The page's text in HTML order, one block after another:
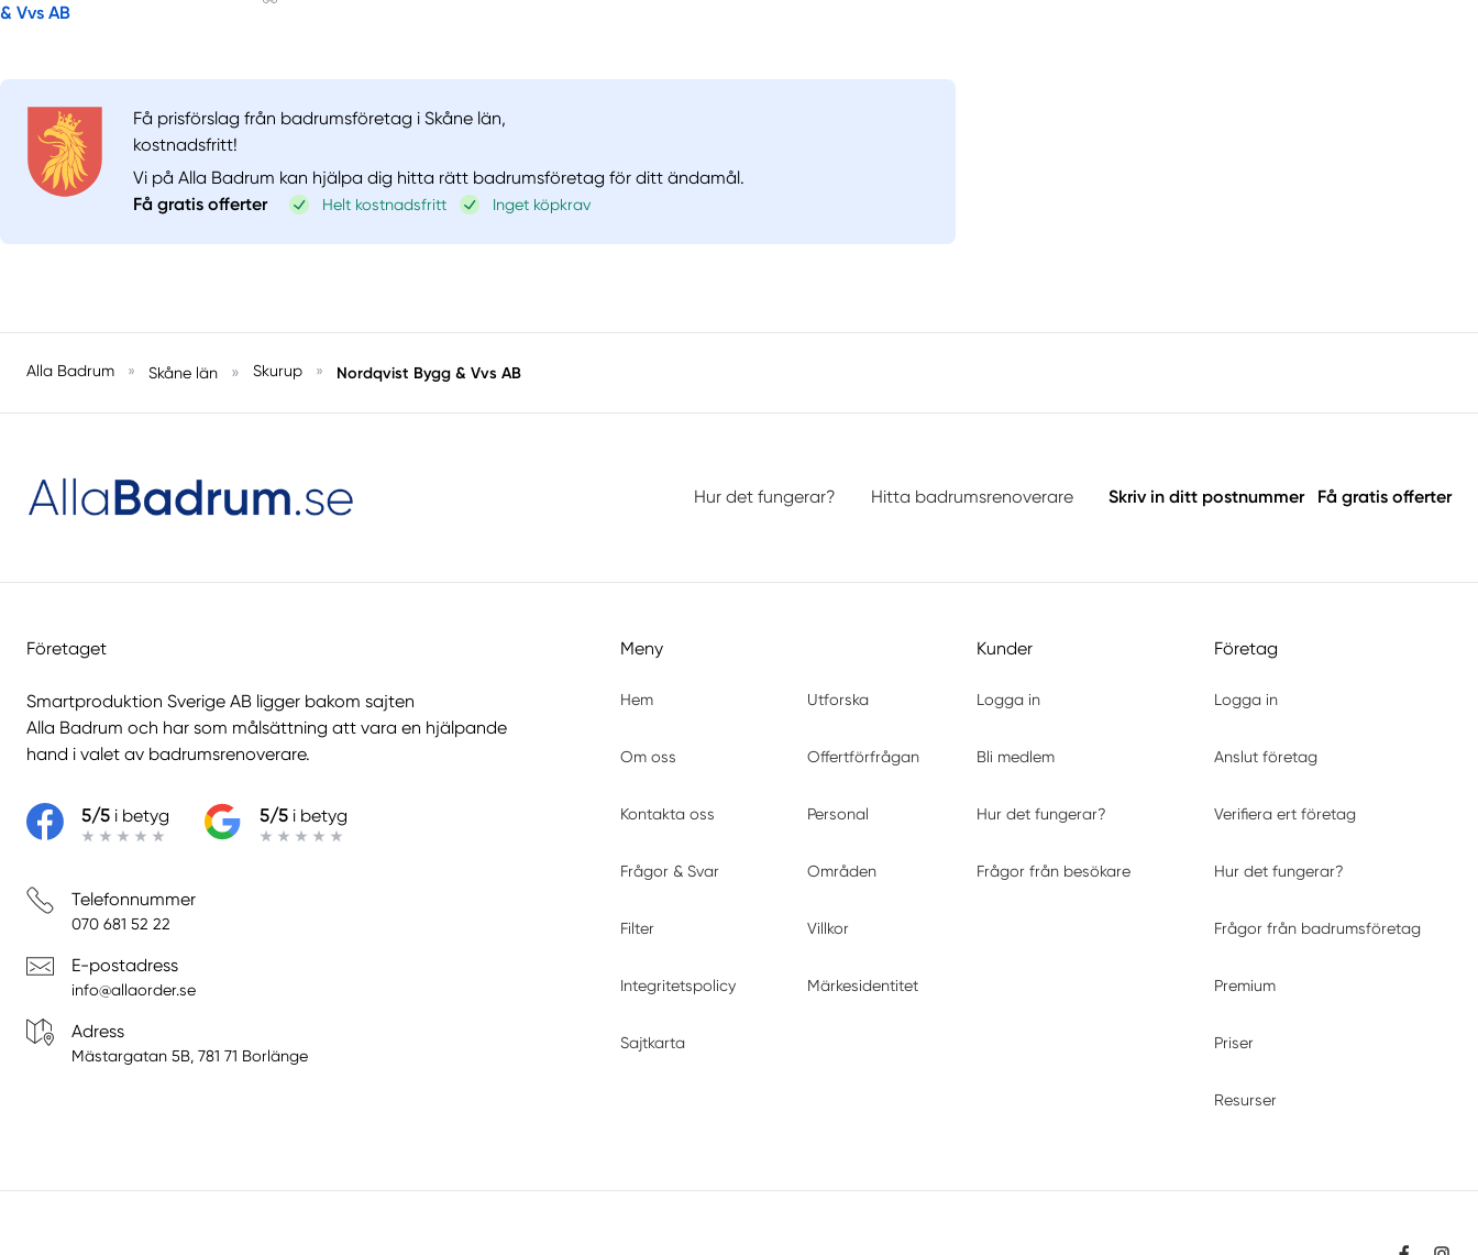
& Vvs AB
Få prisförslag från badrumsföretag i Skåne län,
kostnadsfritt!
Vi på Alla Badrum kan hjälpa dig hitta rätt badrumsföretag för ditt ändamål.
Få gratis offerter
Helt kostnadsfritt Inget köpkrav
Alla Badrum » Skåne län » Skurup » Nordqvist Bygg & Vvs AB
Hur det fungerar? Hitta badrumsrenoverare Skriv in ditt postnummer Få gratis offerter
Företaget
Smartproduktion Sverige AB ligger bakom sajten
Alla Badrum och har som målsättning att vara en hjälpande
hand i valet av badrumsrenoverare.
5/5 i betyg 5/5 i betyg
Telefonnummer
070 681 52 22
E-postadress
info@allaorder.se
Adress
Mästargatan 5B, 781 71 Borlänge
Meny
Hem Utforska
Om oss Offertförfrågan
Kontakta oss Personal
Frågor & Svar Områden
Filter Villkor
Integritetspolicy Märkesidentitet
Sajtkarta
Kunder
Logga in
Bli medlem
Hur det fungerar?
Frågor från besökare
Företag
Logga in
Anslut företag
Verifiera ert företag
Hur det fungerar?
Frågor från badrumsföretag
Premium
Priser
Resurser